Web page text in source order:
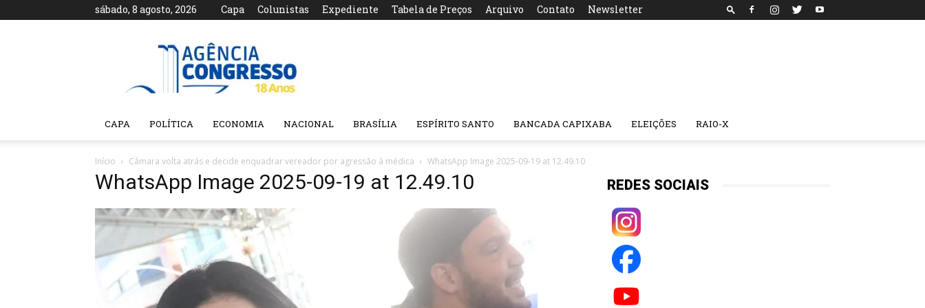
sábado, 8 agosto, 2026 Capa Colunistas Expediente Tabela de Preços Arquivo Contato Newsletter
Agência
CAPA POLÍTICA ECONOMIA NACIONAL BRASÍLIA ESPÍRITO SANTO BANCADA CAPIXABA ELEIÇÕES RAIO-X
Início Câmara volta atrás e decide enquadrar vereador por agressão à médica WhatsApp Image 2025-09-19 at 12.49.10
WhatsApp Image 2025-09-19 at 12.49.10 REDES SOCIAIS